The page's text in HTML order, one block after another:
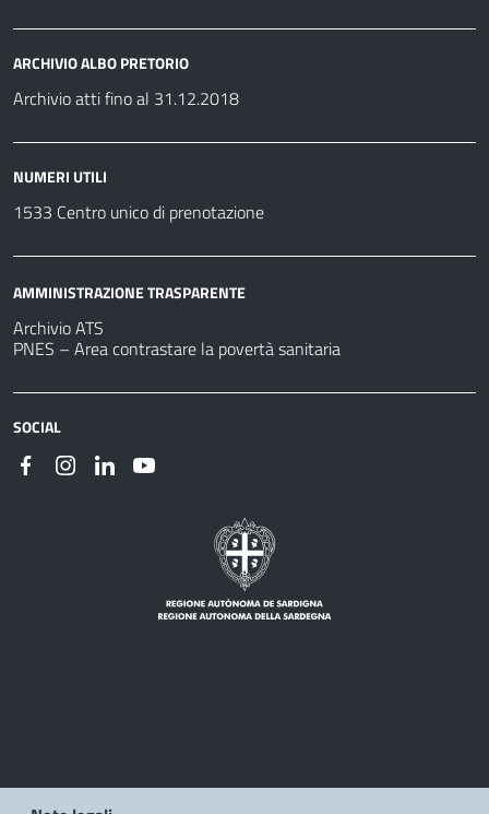
ARCHIVIO ALBO PRETORIO
Archivio atti fino al 31.12.2018
NUMERI UTILI
1533 Centro unico di prenotazione
AMMINISTRAZIONE TRASPARENTE
Archivio ATS
PNES – Area contrastare la povertà sanitaria
SOCIAL